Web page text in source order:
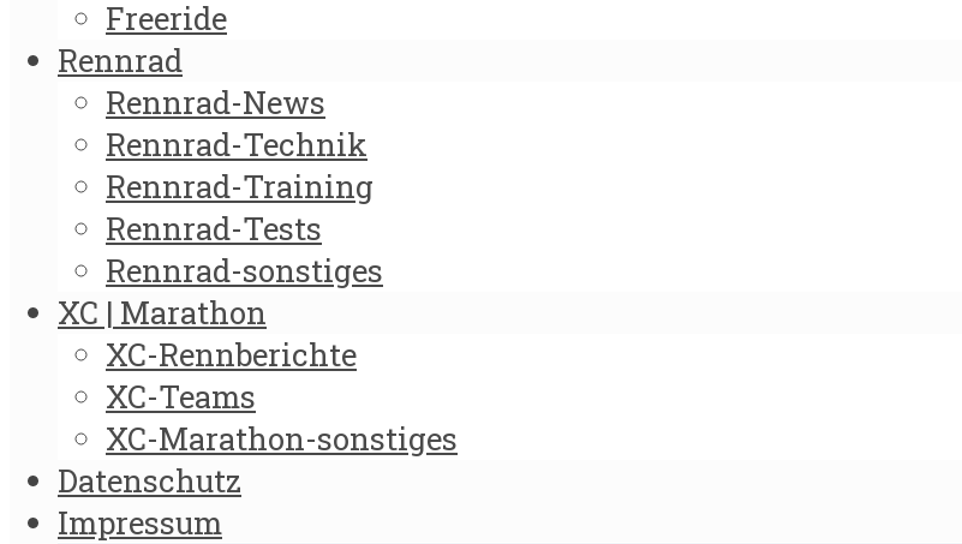
Freeride
Rennrad
Rennrad-News
Rennrad-Technik
Rennrad-Training
Rennrad-Tests
Rennrad-sonstiges
XC | Marathon
XC-Rennberichte
XC-Teams
XC-Marathon-sonstiges
Datenschutz
Impressum